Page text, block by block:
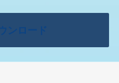
ンロード